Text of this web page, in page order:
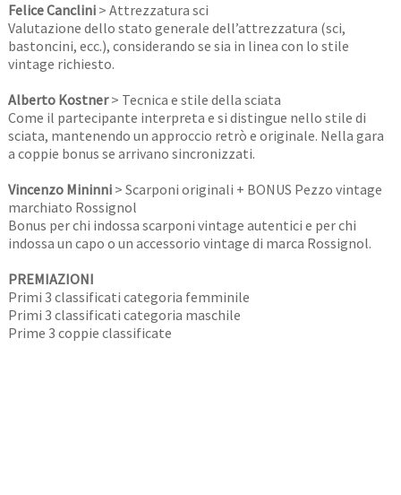
Felice Canclini > Attrezzatura sci
Valutazione dello stato generale dell’attrezzatura (sci,
bastoncini, ecc.), considerando se sia in linea con lo stile
vintage richiesto.
Alberto Kostner> Tecnica e stile della sciata
Come il partecipante interpreta e si distingue nello stile di
sciata, mantenendo un approccio retrò e originale. Nella gara
a coppie bonus se arrivano sincronizzati.
Vincenzo Mininni> Scarponi originali + BONUS Pezzo vintage
marchiato Rossignol
Bonus per chi indossa scarponi vintage autentici e per chi
indossa un capo o un accessorio vintage di marca Rossignol.
PREMIAZIONI
Primi 3 classificati categoria femminile
Primi 3 classificati categoria maschile
Prime 3 coppie classificate